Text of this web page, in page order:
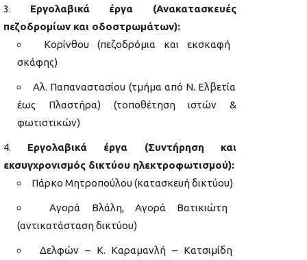
Εργολαβικά έργα (Ανακατασκευές
πεζοδρομίων και οδοστρωμάτων):
Κορίνθου (πεζοδρόμια και εκσκαφή
σκάφης)
Αλ. Παπαναστασίου (τμήμα από Ν. Ελβετία
έως Πλαστήρα) (τοποθέτηση ιστών &
φωτιστικών)
Εργολαβικά έργα (Συντήρηση και
εκσυγχρονισμός δικτύου ηλεκτροφωτισμού):
Πάρκο Μητροπούλου (κατασκευή δικτύου)
Αγορά Βλάλη, Αγορά Βατικιώτη
(αντικατάσταση δικτύου)
Δελφών – Κ. Καραμανλή – Κατσιμίδη